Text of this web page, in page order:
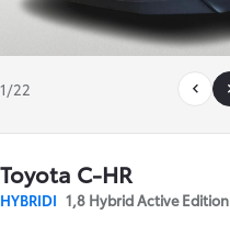
1/22
Toyota C-HR
HYBRIDI 1,8 Hybrid Active Edition